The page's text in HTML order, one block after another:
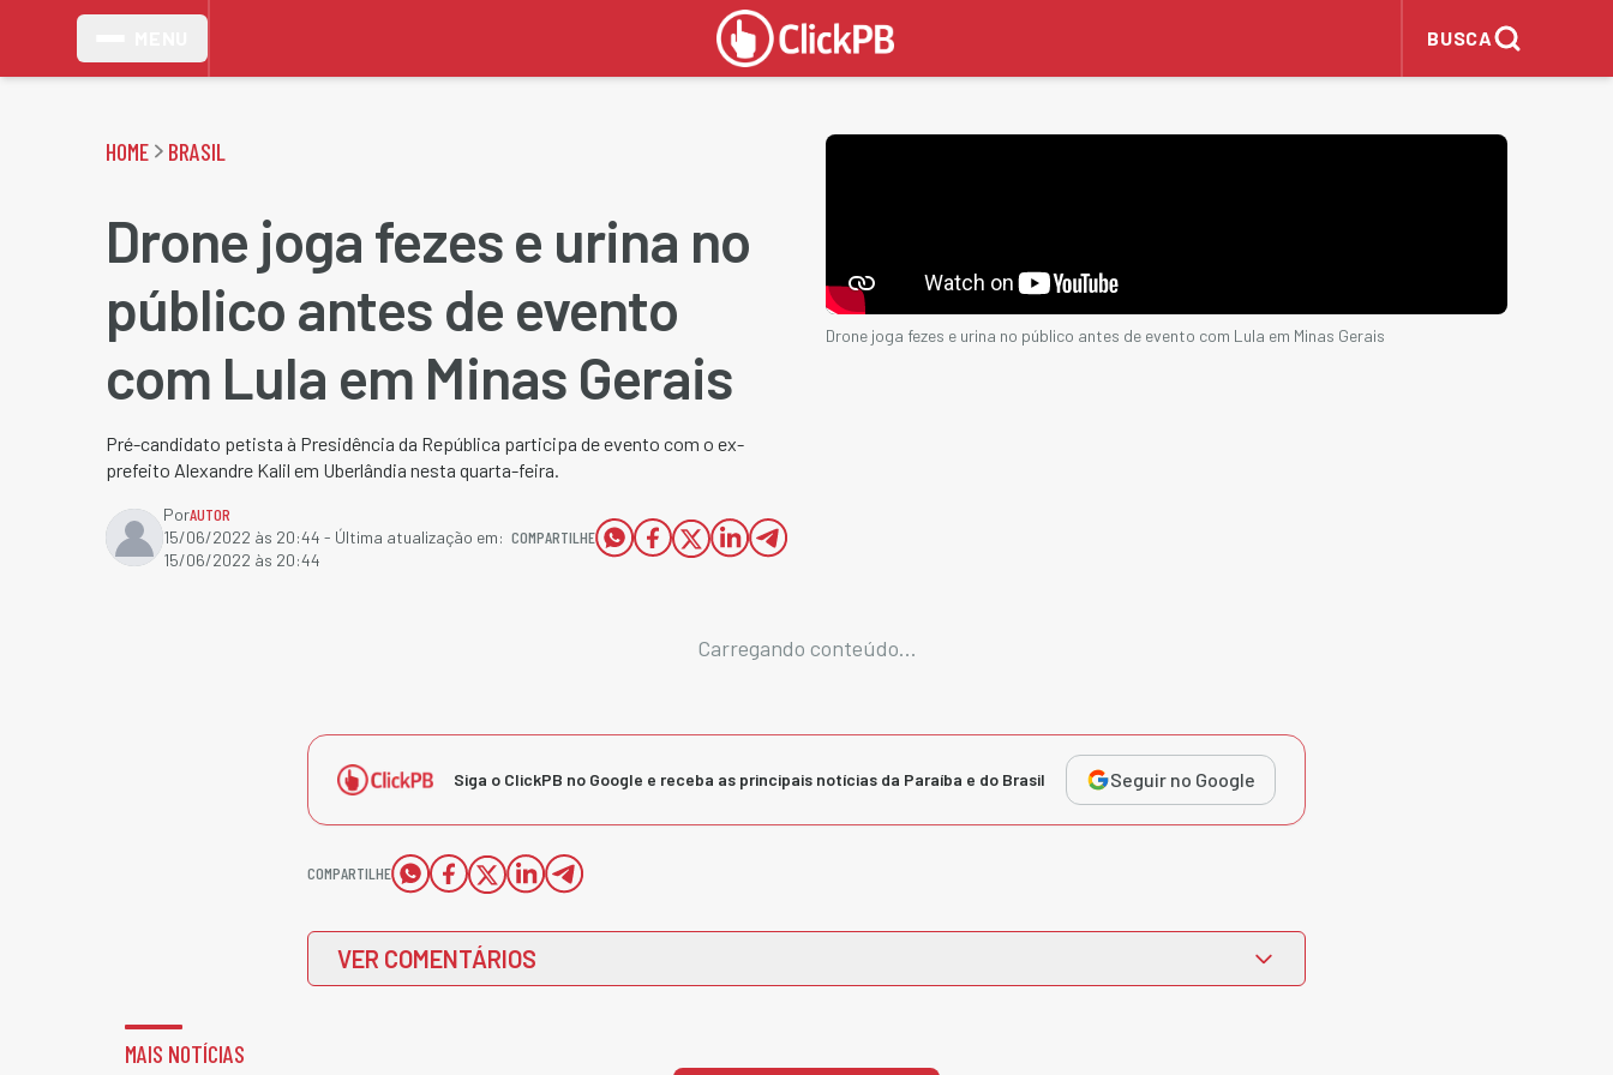
BUSCA
HOME BRASIL
Drone joga fezes e urina no
público antes de evento
com Lula em Minas Gerais
Pré-candidato petista à Presidência da República participa de evento com o ex-
prefeito Alexandre Kalil em Uberlândia nesta quarta-feira.
PorAUTOR
15/06/2022 às 20:44 - Última atualização em:
15/06/2022 às 20:44
COMPARTILHE
Drone joga fezes e urina no público antes de evento com Lula em Minas Gerais
Carregando conteúdo...
Siga o ClickPB no Google e receba as principais notícias da Paraíba e do Brasil Seguir no Google
COMPARTILHE
VER COMENTÁRIOS
MAIS NOTÍCIAS